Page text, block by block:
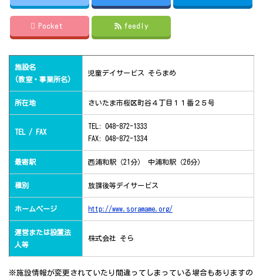
Pocket feedly
施設名
(教室・事業所名)
児童デイサービス そらまめ
所在地 さいたま市桜区町谷４丁目１１番２５号
TEL / FAX
TEL: 048-872-1333
FAX: 048-872-1334
最寄駅 西浦和駅（21分） 中浦和駅（26分）
種別 放課後等デイサービス
ホームページ http://www.soramame.org/
運営または設置法
人等
株式会社 そら
※施設情報が変更されていたり間違ってしまっている場合もありますの